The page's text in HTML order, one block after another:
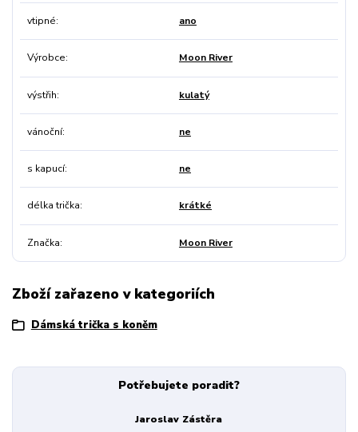
vtipné ano
Výrobce Moon River
výstřih kulatý
vánoční ne
s kapucí ne
délka trička krátké
Značka Moon River
Zboží zařazeno v kategoriích
Dámská trička s koněm
Potřebujete poradit?
Jaroslav Zástěra